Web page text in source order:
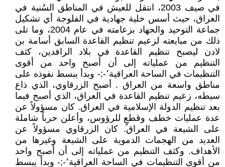
في صيف 2003، انتقل للعيش في المناطق السُنية في
العراق، حيث أسس خلية جهادية في الفلوجة أي تشكيل
جماعة التوحيد والجهاد بزعامته في عام 2004، وما تلى
ذلك من مبايعته لزعيم تنظيم القاعدة السابق أسامة بن
لادن ليصبح تنظيم القاعدة في بلاد الرافدين، كثف
التنظيم من عملياته إلى أن أصبح واحد من أقوى
التنظيمات في الساحة العراقية٬-;- وبدأ يبسط نفوذه على
مناطق واسعة من العراق . أصبح الزرقاوي، الذي ذاع
سيطه، زعيم تنظيم القاعدة في العراق، الذي أصبح فيما
بعد تنظيم الدولة الإسلامية في العراق. كان مسؤولاً عن
عدة عمليات خطف وقطعٍ للرؤوس، وأعلن حرباً شاملة
على الشيعة في العراق. كان الزرقاوي مسؤولاً عن
العديد من الهجمات الدموية على الشيعة وغيرها من
الأهداف. وكثف التنظيم من عملياته إلى أن أصبح واحد
من أقوى التنظيمات في الساحة العراقية٬-;- وبدأ يبسط